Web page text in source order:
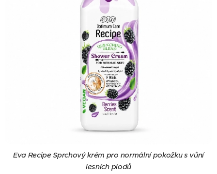
Eva Recipe Sprchový krém pro normální pokožku s vůní
lesních plodů